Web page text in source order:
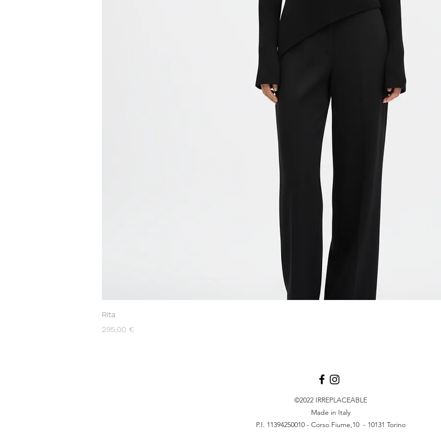
Rita
Prezzo
295,00 €
©2022 IRREPLACEABLE
Made in Italy
P.I. 11394250010 - Corso Fiume,10 - 10131 Torino